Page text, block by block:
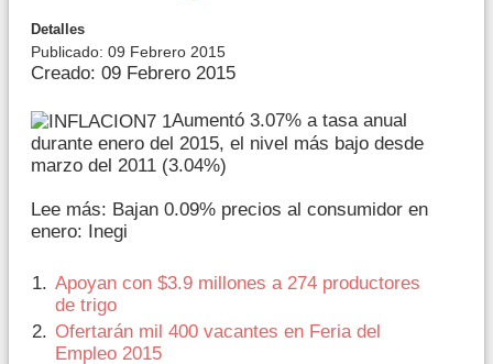
Detalles
Publicado: 09 Febrero 2015
Creado: 09 Febrero 2015
Aumentó 3.07% a tasa anual
durante enero del 2015, el nivel más bajo desde
marzo del 2011 (3.04%)
Lee más: Bajan 0.09% precios al consumidor en
enero: Inegi
Apoyan con $3.9 millones a 274 productores
de trigo
Ofertarán mil 400 vacantes en Feria del
Empleo 2015